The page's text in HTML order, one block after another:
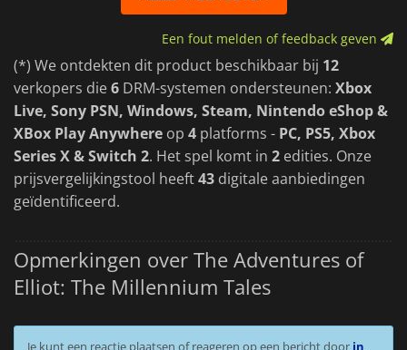
Een fout melden of feedback geven
(*) We ontdekten dit product beschikbaar bij 12
verkopers die6 DRM-systemen ondersteunen: Xbox
Live, Sony PSN, Windows, Steam, Nintendo eShop &
XBox Play Anywhere op 4 platforms - PC, PS5, Xbox
Series X & Switch 2. Het spel komt in 2 edities. Onze
prijsvergelijkingstool heeft43 digitale aanbiedingen
geïdentificeerd.
Opmerkingen over The Adventures of
Elliot: The Millennium Tales
Je kunt een reactie plaatsen of reageren op een bericht door in